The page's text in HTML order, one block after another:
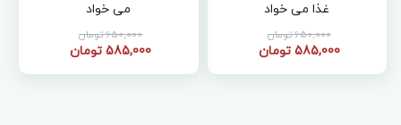
غذا می خواد
650,000 تومان
585,000 تومان
می خواد
650,000 تومان
585,000 تومان